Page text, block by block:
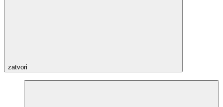
zatvori